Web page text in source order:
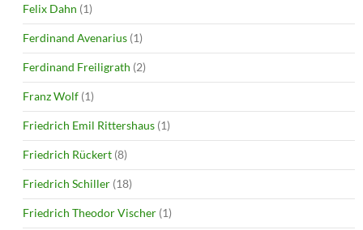
Felix Dahn (1)
Ferdinand Avenarius (1)
Ferdinand Freiligrath (2)
Franz Wolf (1)
Friedrich Emil Rittershaus (1)
Friedrich Rückert (8)
Friedrich Schiller (18)
Friedrich Theodor Vischer (1)